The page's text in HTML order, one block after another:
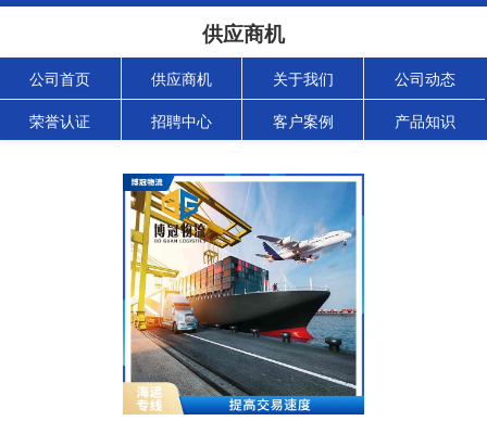
供应商机
公司首页 供应商机 关于我们 公司动态
荣誉认证 招聘中心 客户案例 产品知识